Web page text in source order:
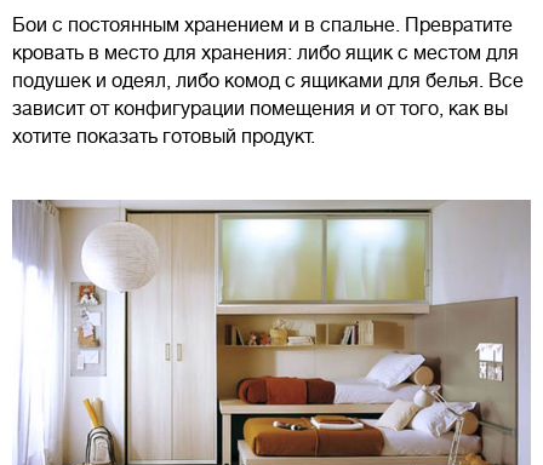
Бои с постоянным хранением и в спальне. Превратите
кровать в место для хранения: либо ящик с местом для
подушек и одеял, либо комод с ящиками для белья. Все
зависит от конфигурации помещения и от того, как вы
хотите показать готовый продукт.